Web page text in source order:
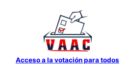
contenido
Acceso a la votación para todos